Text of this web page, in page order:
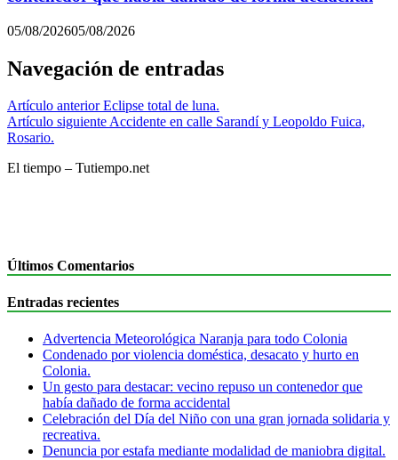
05/08/202605/08/2026
Navegación de entradas
Artículo anterior Eclipse total de luna.
Artículo siguienteAccidente en calle Sarandí y Leopoldo Fuica,
Rosario.
El tiempo – Tutiempo.net
Últimos Comentarios
Entradas recientes
Advertencia Meteorológica Naranja para todo Colonia
Condenado por violencia doméstica, desacato y hurto en
Colonia.
Un gesto para destacar: vecino repuso un contenedor que
había dañado de forma accidental
Celebración del Día del Niño con una gran jornada solidaria y
recreativa.
Denuncia por estafa mediante modalidad de maniobra digital.